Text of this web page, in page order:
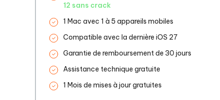
12 sans crack
1 Mac avec 1 à 5 appareils mobiles
Compatible avec la dernière iOS 27
Garantie de remboursement de 30 jours
Assistance technique gratuite
1 Mois de mises à jour gratuites